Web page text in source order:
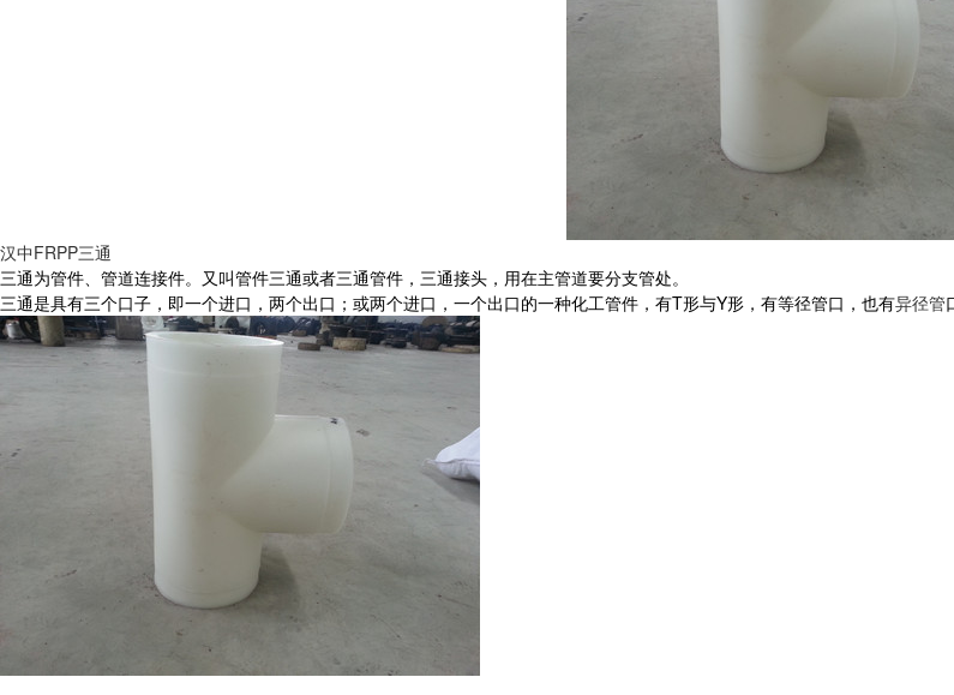
汉中FRPP三通
三通为管件、管道连接件。又叫管件三通或者三通管件，三通接头，用在主管道要分支管处。
三通是具有三个口子，即一个进口，两个出口；或两个进口，一个出口的一种化工管件，有T形与Y形，有等径管口，也有异径管